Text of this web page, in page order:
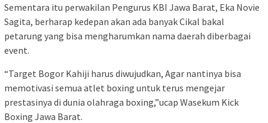
Sementara itu perwakilan Pengurus KBI Jawa Barat, Eka Novie
Sagita, berharap kedepan akan ada banyak Cikal bakal
petarung yang bisa mengharumkan nama daerah diberbagai
event.
“Target Bogor Kahiji harus diwujudkan, Agar nantinya bisa
memotivasi semua atlet boxing untuk terus mengejar
prestasinya di dunia olahraga boxing,”ucap Wasekum Kick
Boxing Jawa Barat.